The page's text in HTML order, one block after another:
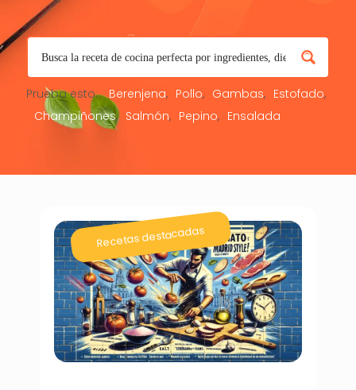
Prueba esto: Berenjena Pollo Gambas
Estofado
Champiñones
Salmón Pepino Ensalada
Recetas destacadas